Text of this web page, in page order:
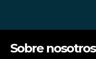
Sobre nosotros